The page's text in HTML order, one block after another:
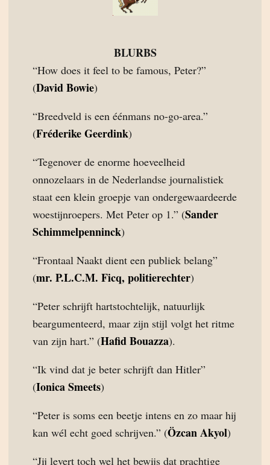
BLURBS
“How does it feel to be famous, Peter?”
(David Bowie)
“Breedveld is een éénmans no-go-area.”
(Fréderike Geerdink)
“Tegenover de enorme hoeveelheid
onnozelaars in de Nederlandse journalistiek
staat een klein groepje van ondergewaardeerde
woestijnroepers. Met Peter op 1.” (Sander
Schimmelpenninck)
“Frontaal Naakt dient een publiek belang”
(mr. P.L.C.M. Ficq, politierechter)
“Peter schrijft hartstochtelijk, natuurlijk
beargumenteerd, maar zijn stijl volgt het ritme
van zijn hart.” (Hafid Bouazza).
“Ik vind dat je beter schrijft dan Hitler”
(Ionica Smeets)
“Peter is soms een beetje intens en zo maar hij
kan wél echt goed schrijven.” (Özcan Akyol)
“Jij levert toch wel het bewijs dat prachtige